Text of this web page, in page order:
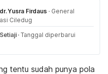
dr. Yusra Firdaus · General
Ciledug
· Tanggal diperbarui
tentu sudah punya pola